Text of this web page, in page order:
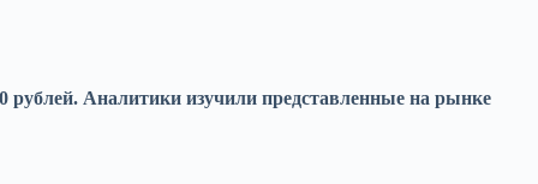
рублей. Аналитики изучили представленные на рынке